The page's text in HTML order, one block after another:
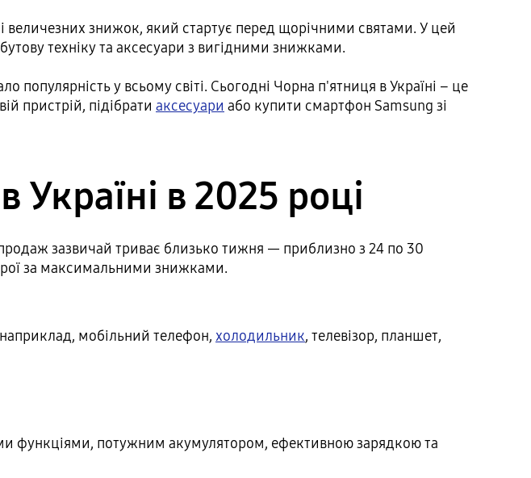
величезних знижок, який стартує перед щорічними святами. У цей
техніку та аксесуари з вигідними знижками.
у всьому світі. Сьогодні Чорна п'ятниця в Україні – це
пристрій, підібрати аксесуари або купити смартфон Samsung зі
в 2025 році
зазвичай триває близько тижня — приблизно з 24 по 30
за максимальними знижками.
мобільний телефон, холодильник, телевізор, планшет,
функціями, потужним акумулятором, ефективною зарядкою та